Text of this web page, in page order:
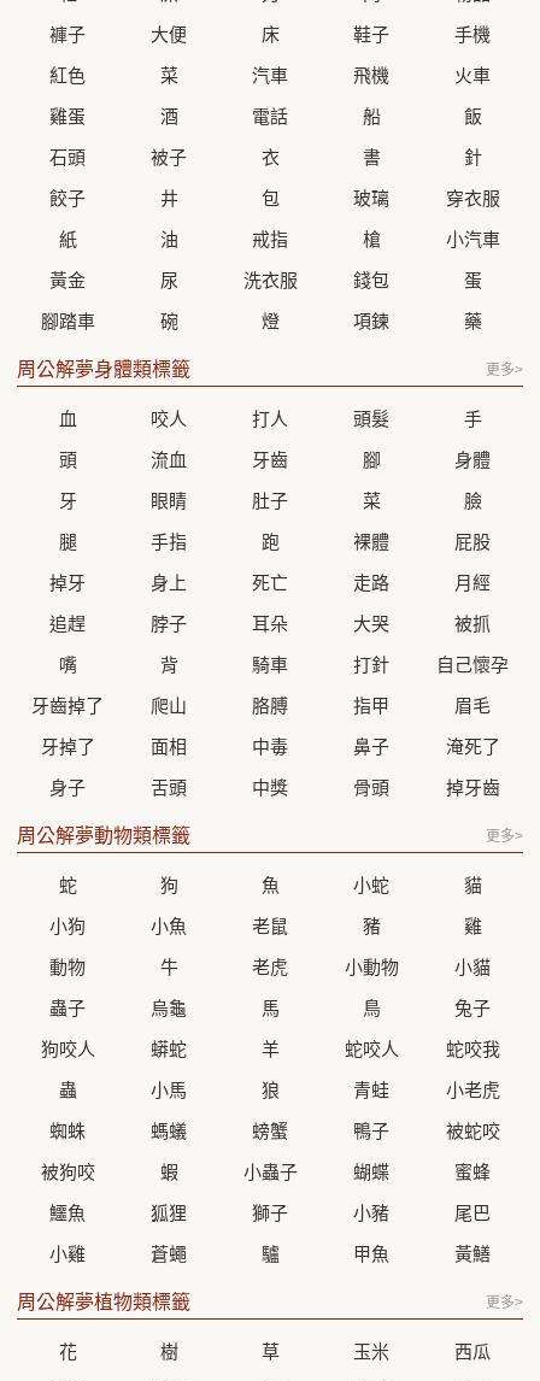
褲子
大便 床 鞋子
手機
紅色
菜 汽車 飛機
火車
雞蛋
酒 電話 船
飯
石頭
被子 衣 書
針
餃子
井 包 玻璃
穿衣服
紙
油 戒指 槍
小汽車
黃金
尿 洗衣服 錢包
蛋
腳踏車
碗 燈 項鍊 藥
周公解夢身體類標籤 更多>
血 咬人 打人 頭髮
手
頭
流血 牙齒 腳
身體
牙
眼睛 肚子 菜
臉
腿
手指 跑 裸體
屁股
掉牙
身上 死亡 走路
月經
追趕
脖子 耳朵 大哭
被抓
嘴
背 騎車 打針
自己懷孕
牙齒掉了
爬山 胳膊 指甲
眉毛
牙掉了
面相 中毒 鼻子
淹死了
身子
舌頭 中獎 骨頭 掉牙齒
周公解夢動物類標籤 更多>
蛇 狗 魚 小蛇
貓
小狗
小魚 老鼠 豬
雞
動物
牛 老虎 小動物
小貓
蟲子
烏龜 馬 鳥
兔子
狗咬人
蟒蛇 羊 蛇咬人
蛇咬我
蟲
小馬 狼 青蛙
小老虎
蜘蛛
螞蟻 螃蟹 鴨子
被蛇咬
被狗咬
蝦 小蟲子 蝴蝶
蜜蜂
鱷魚
狐狸 獅子 小豬
尾巴
小雞
蒼蠅 驢 甲魚 黃鱔
周公解夢植物類標籤 更多>
花 樹 草 玉米
西瓜